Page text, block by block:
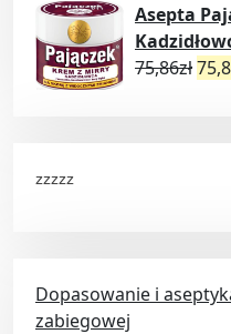
Asepta
75,86zł
zzzzz
Dopasowanie i
zabiegowej